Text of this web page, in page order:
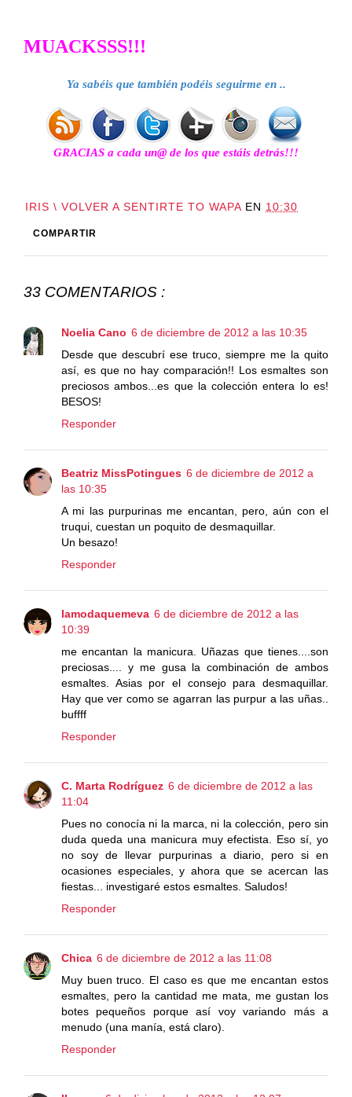
MUACKSSS!!!
Ya sabéis que también podéis seguirme en ..
GRACIAS a cada un@ de los que estáis detrás!!!
IRIS \ VOLVER A SENTIRTE TO WAPA EN 10:30
COMPARTIR
33 COMENTARIOS :
Noelia Cano 6 de diciembre de 2012 a las 10:35
Desde que descubrí ese truco, siempre me la quito
así, es que no hay comparación!! Los esmaltes son
preciosos ambos...es que la colección entera lo es!
BESOS!
Responder
Beatriz MissPotingues 6 de diciembre de 2012 a
las 10:35
A mi las purpurinas me encantan, pero, aún con el
truqui, cuestan un poquito de desmaquillar.
Un besazo!
Responder
lamodaquemeva 6 de diciembre de 2012 a las
10:39
me encantan la manicura. Uñazas que tienes....son
preciosas.... y me gusa la combinación de ambos
esmaltes. Asias por el consejo para desmaquillar.
Hay que ver como se agarran las purpur a las uñas..
buffff
Responder
C. Marta Rodríguez 6 de diciembre de 2012 a las
11:04
Pues no conocía ni la marca, ni la colección, pero sin
duda queda una manicura muy efectista. Eso sí, yo
no soy de llevar purpurinas a diario, pero si en
ocasiones especiales, y ahora que se acercan las
fiestas... investigaré estos esmaltes. Saludos!
Responder
Chica 6 de diciembre de 2012 a las 11:08
Muy buen truco. El caso es que me encantan estos
esmaltes, pero la cantidad me mata, me gustan los
botes pequeños porque así voy variando más a
menudo (una manía, está claro).
Responder